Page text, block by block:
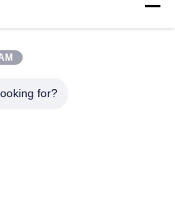
στατών
ηλεκτρικών
for?